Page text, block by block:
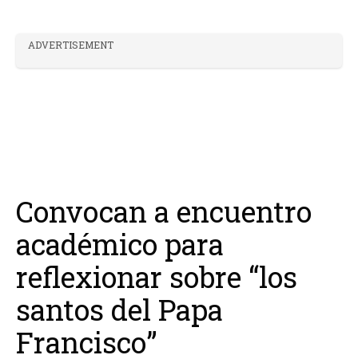
ADVERTISEMENT
Convocan a encuentro
académico para
reflexionar sobre “los
santos del Papa
Francisco”